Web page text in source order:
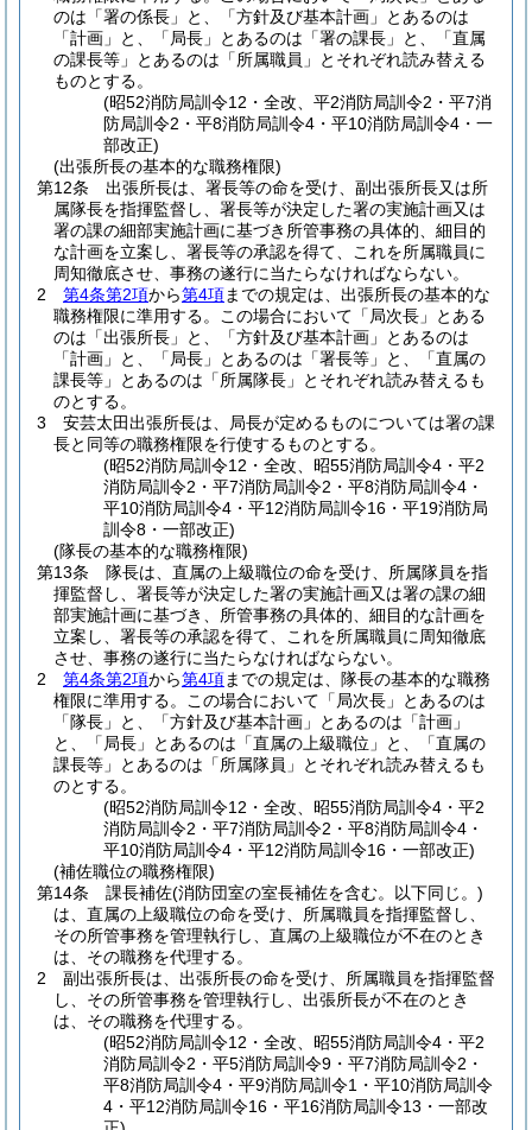
のは「署の係長」と、「方針及び基本計画」とあるのは
「計画」と、「局長」とあるのは「署の課長」と、「直属
の課長等」とあるのは「所属職員」とそれぞれ読み替える
ものとする。
(昭52消防局訓令12・全改、平2消防局訓令2・平7消
防局訓令2・平8消防局訓令4・平10消防局訓令4・一
部改正)
(出張所長の基本的な職務権限)
第12条
出張所長は、署長等の命を受け、副出張所長又は所
属隊長を指揮監督し、署長等が決定した署の実施計画又は
署の課の細部実施計画に基づき所管事務の具体的、細目的
な計画を立案し、署長等の承認を得て、これを所属職員に
周知徹底させ、事務の遂行に当たらなければならない。
2
第4条第2項から第4項までの規定は、出張所長の基本的な
職務権限に準用する。
この場合において「局次長」とある
のは「出張所長」と、「方針及び基本計画」とあるのは
「計画」と、「局長」とあるのは「署長等」と、「直属の
課長等」とあるのは「所属隊長」とそれぞれ読み替えるも
のとする。
3
安芸太田出張所長は、局長が定めるものについては署の課
長と同等の職務権限を行使するものとする。
(昭52消防局訓令12・全改、昭55消防局訓令4・平2
消防局訓令2・平7消防局訓令2・平8消防局訓令4・
平10消防局訓令4・平12消防局訓令16・平19消防局
訓令8・一部改正)
(隊長の基本的な職務権限)
第13条
隊長は、直属の上級職位の命を受け、所属隊員を指
揮監督し、署長等が決定した署の実施計画又は署の課の細
部実施計画に基づき、所管事務の具体的、細目的な計画を
立案し、署長等の承認を得て、これを所属職員に周知徹底
させ、事務の遂行に当たらなければならない。
2
第4条第2項から第4項までの規定は、隊長の基本的な職務
権限に準用する。
この場合において「局次長」とあるのは
「隊長」と、「方針及び基本計画」とあるのは「計画」
と、「局長」とあるのは「直属の上級職位」と、「直属の
課長等」とあるのは「所属隊員」とそれぞれ読み替えるも
のとする。
(昭52消防局訓令12・全改、昭55消防局訓令4・平2
消防局訓令2・平7消防局訓令2・平8消防局訓令4・
平10消防局訓令4・平12消防局訓令16・一部改正)
(補佐職位の職務権限)
第14条
課長補佐(消防団室の室長補佐を含む。以下同じ。)
は、直属の上級職位の命を受け、所属職員を指揮監督し、
その所管事務を管理執行し、直属の上級職位が不在のとき
は、その職務を代理する。
2
副出張所長は、出張所長の命を受け、所属職員を指揮監督
し、その所管事務を管理執行し、出張所長が不在のとき
は、その職務を代理する。
(昭52消防局訓令12・全改、昭55消防局訓令4・平2
消防局訓令2・平5消防局訓令9・平7消防局訓令2・
平8消防局訓令4・平9消防局訓令1・平10消防局訓令
4・平12消防局訓令16・平16消防局訓令13・一部改